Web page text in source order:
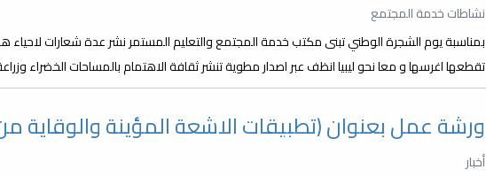
نشاطات خدمة المجتمع
بمناسبة يوم الشجرة الوطني تبنى مكتب خدمة المجتمع والتعليم المستمر نشر عدة شعارات لاحياء
تقطعها اغرسها و معا نحو ليبيا انظف عبر اصدار مطوية تنشر ثقافة الاهتمام بالمساحات الخضراء
ورشة عمل بعنوان (تطبيقات الاشعة المؤينة والوقاية
أخبار